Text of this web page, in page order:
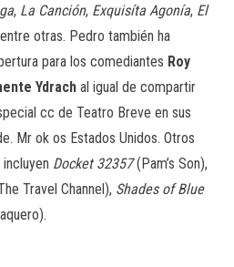
, La Canción, Exquisíta Agonía, El
otras. Pedro también ha
para los comediantes Roy
Ydrach al igual de compartir
cc de Teatro Breve en sus
Mr ok os Estados Unidos. Otros
Docket 32357(Pam’s Son),
Travel Channel), Shades of Blue